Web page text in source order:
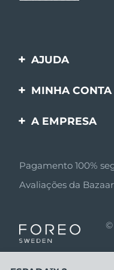
AJUDA
Entre em contato
MINHA CONTA
Registro de
A EMPRESA
Afiliados
Notícias de
Parceiro
Pagamento 100%
Avaliações da
©